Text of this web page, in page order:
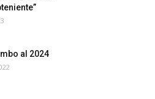
al 2024